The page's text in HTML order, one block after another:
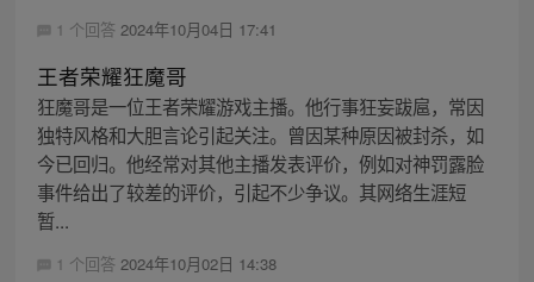
1 个回答 2024年10月04日 17:41
王者荣耀狂魔哥
狂魔哥是一位王者荣耀游戏主播。他行事狂妄跋扈，常因
独特风格和大胆言论引起关注。曾因某种原因被封杀，如
今已回归。他经常对其他主播发表评价，例如对神罚露脸
事件给出了较差的评价，引起不少争议。其网络生涯短
暂...
1 个回答 2024年10月02日 14:38